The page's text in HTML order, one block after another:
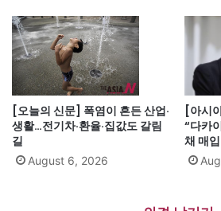
[오늘의 신문] 폭염이 흔든 산업·
생활…전기차·환율·집값도 갈림
길
August 6, 2026
[아시
“다카
채 매